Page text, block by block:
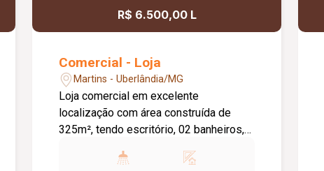
R$ 6.500,00 L
Comercial - Loja
Martins - Uberlândia/MG
Loja comercial em excelente
localização com área construída de
325m², tendo escritório, 02 banheiros,